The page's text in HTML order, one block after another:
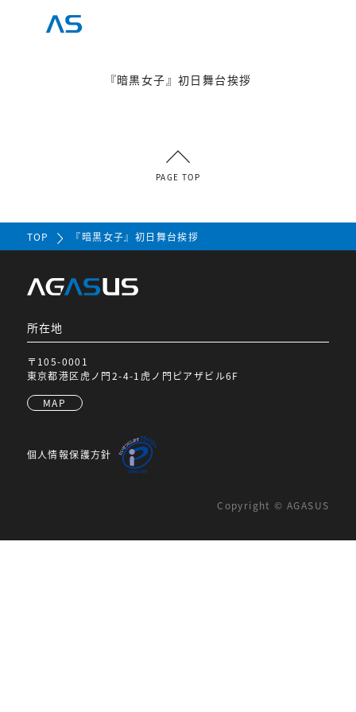
『暗黒女子』初日舞台挨拶
PAGE TOP
TOP 『暗黒女子』初日舞台挨拶
所在地
〒105-0001
東京都港区虎ノ門2-4-1虎ノ門ピアザビル6F
MAP
個人情報保護方針
Copyright © AGASUS